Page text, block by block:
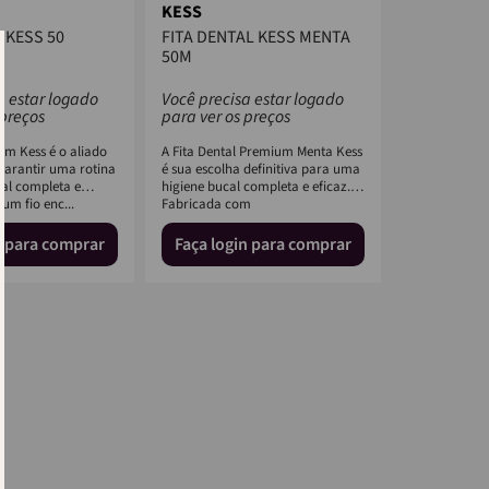
50
estar logado
Kess é o aliado
uma rotina
completa e
fio enc...
para comprar
KESS
FITA DENTAL KESS MENTA
50M
Você precisa estar logado
para ver os preços
A Fita Dental Premium Menta Kess
é sua escolha definitiva para uma
higiene bucal completa e eficaz.
Fabricada com
Faça login para comprar